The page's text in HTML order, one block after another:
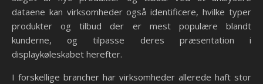
dataene kan virksomheder også identificere, hvilke typer
produkter og tilbud der er mest populære blandt
kunderne, og tilpasse deres præsentation i
displaykøleskabet herefter.
I forskellige brancher har virksomheder allerede haft stor